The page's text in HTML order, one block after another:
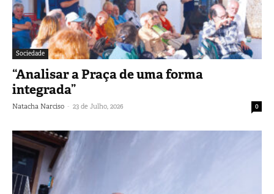
Sociedade
“Analisar a Praça de uma forma
integrada”
Natacha Narciso - 23 de Julho, 2026 0